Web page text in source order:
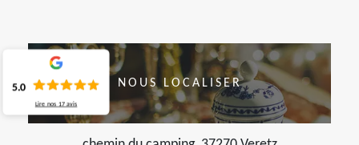
NOUS LOCALISER
5.0
Lire nos 17 avis